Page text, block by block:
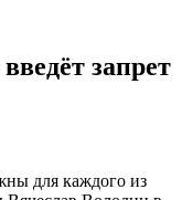
запрет
для каждого из